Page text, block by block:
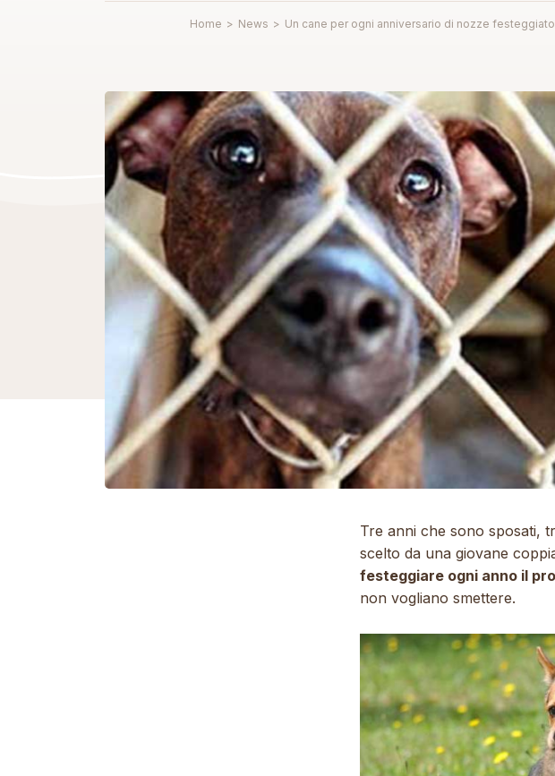
Home > News > Un cane per ogni anniversario di nozze festeggiato
Tre anni che sono sposati,
scelto da una giovane
festeggiare ogni anno il
non vogliano smettere.